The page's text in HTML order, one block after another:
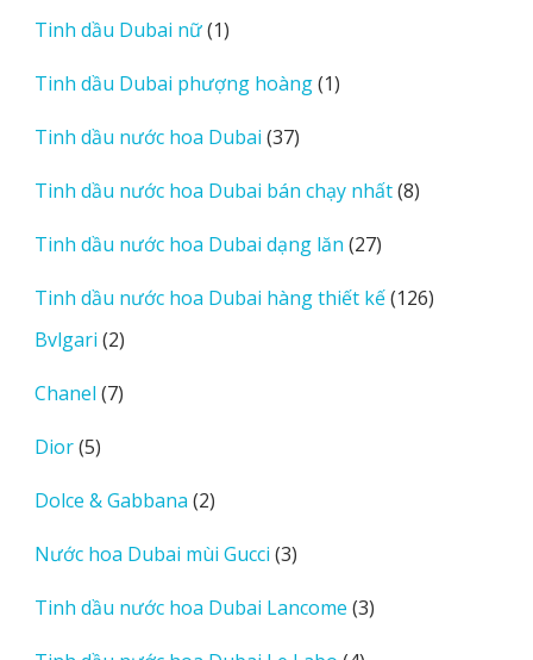
Tinh dầu Dubai nữ 11
phẩm
Tinh dầu Dubai phượng hoàng 11
Tinh dầu nước hoa Dubai 3737
phẩm
Tinh dầu nước hoa Dubai bán chạy nhất 88
Tinh dầu nước hoa Dubai dạng lăn 2727
phẩm
Tinh dầu nước hoa Dubai hàng thiết kế 126126
Bvlgari 22
phẩm
Chanel 77
Dior 55
phẩm
Dolce & Gabbana 22
phẩm
Nước hoa Dubai mùi Gucci 33
phẩm
Tinh dầu nước hoa Dubai Lancome 33